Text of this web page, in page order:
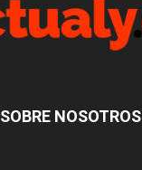
SOBRE NOSOTROS